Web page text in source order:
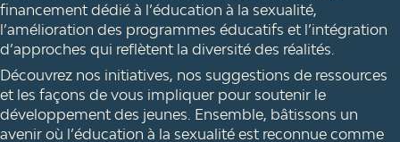
financement dédié à l’éducation à la sexualité,
l’amélioration des programmes éducatifs et l’intégration
d’approches qui reflètent la diversité des réalités.
Découvrez nos initiatives, nos suggestions de ressources
et les façons de vous impliquer pour soutenir le
développement des jeunes. Ensemble, bâtissons un
avenir où l’éducation à la sexualité est reconnue comme